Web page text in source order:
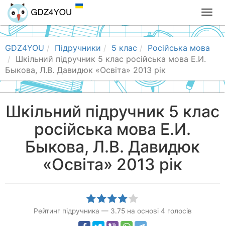
T
o
g
g
n
a
i
GDZ4YOU Підручники 5 клас
Російська мова
Шкільний підручник 5 клас російська мова Е.И.
Быкова, Л.В. Давидюк «Освіта» 2013 рік
Шкільний підручник 5 клас
російська мова Е.И.
Быкова, Л.В. Давидюк
«Освіта» 2013 рік
Рейтинг підручника — 3.75на основі 4 голосів